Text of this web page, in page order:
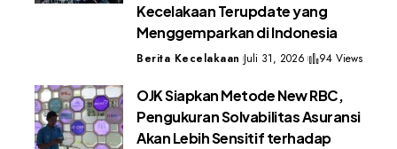
Kecelakaan Terupdate yang
Menggemparkan di Indonesia
Berita Kecelakaan Juli 31, 2026 94 Views
OJK Siapkan Metode New RBC,
Pengukuran Solvabilitas Asuransi
Akan Lebih Sensitif terhadap